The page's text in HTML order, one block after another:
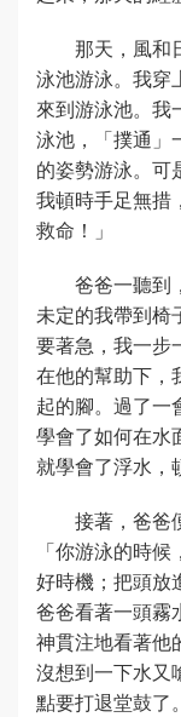
那天，風和
泳池游泳。我穿
來到游泳池。我
泳池，「撲通」
的姿勢游泳。可
我頓時手足無措
救命！」
爸爸一聽到
未定的我帶到椅
要著急，我一步
在他的幫助下，
起的腳。過了一
學會了如何在水
就學會了浮水，
接著，爸爸
「你游泳的時
好時機；把頭放
爸爸看著一頭霧
神貫注地看著他
沒想到一下水又
點要打退堂鼓了